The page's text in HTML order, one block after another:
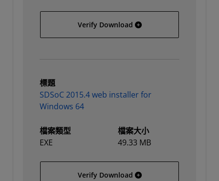
Verify Download SDSoC 2015.4 installer
標題
SDSoC 2015.4 web installer for
Windows 64
檔案類型
EXE
檔案大小
49.33 MB
Verify Download SDSoC 2015.4 web